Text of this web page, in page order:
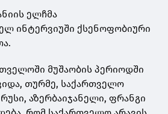
ელჩმა
ინტერვიუში ქსენოფობიური
მუშაობის პერიოდში
თურმე, საქართველო
აზერბაიჯანელი, ფრანგი